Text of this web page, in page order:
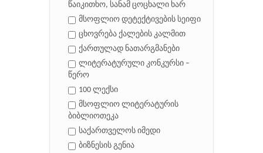
წაიკითხო, სანამ ცოცხალი ხარ
მსოფლიო დეტექტივების სეიფი
ცხოვრება ქალების კალმით
ქართულად ნათარგმანები
ლიტერატურული კონკურსი –
წერო
100 ლექსი
მსოფლიო ლიტერატურის
ბიბლიოთეკა
საქართველოს იმედი
ბიზნესის გენია